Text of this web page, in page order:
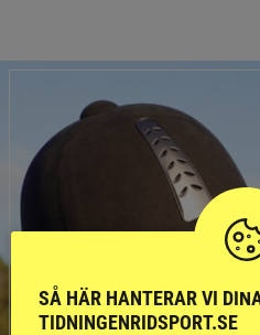
SÅ HÄR HANTERAR VI
TIDNINGENRIDSPORT.SE